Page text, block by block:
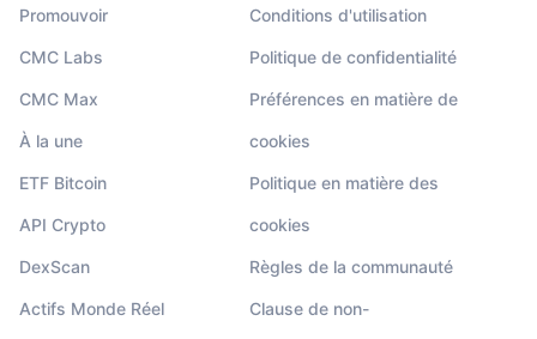
Promouvoir
CMC Labs
CMC Max
À la une
ETF Bitcoin
API Crypto
DexScan
Actifs Monde Réel
Conditions d'utilisation
Politique de confidentialité
Préférences en matière de
cookies
Politique en matière des
cookies
Règles de la communauté
Clause de non-